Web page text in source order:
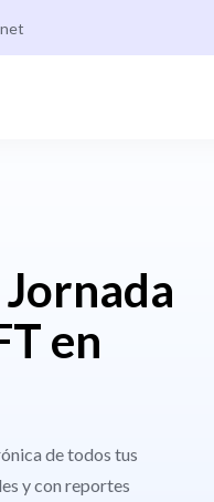
en
de todos tus
y con reportes